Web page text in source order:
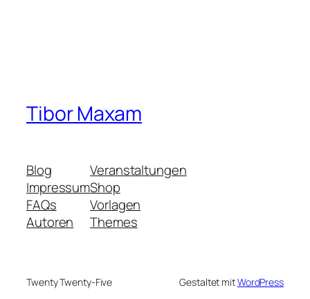
Tibor Maxam
Blog
Impressum
FAQs
Autoren
Veranstaltungen
Shop
Vorlagen
Themes
Twenty Twenty-Five Gestaltet mitWordPress